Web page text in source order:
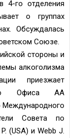
4-го отделения
о группах
Обсуждалась
Союзе.
стороны и
алкоголизма
приезжает
Офиса АА
Совета по
(USA) и Webb J.